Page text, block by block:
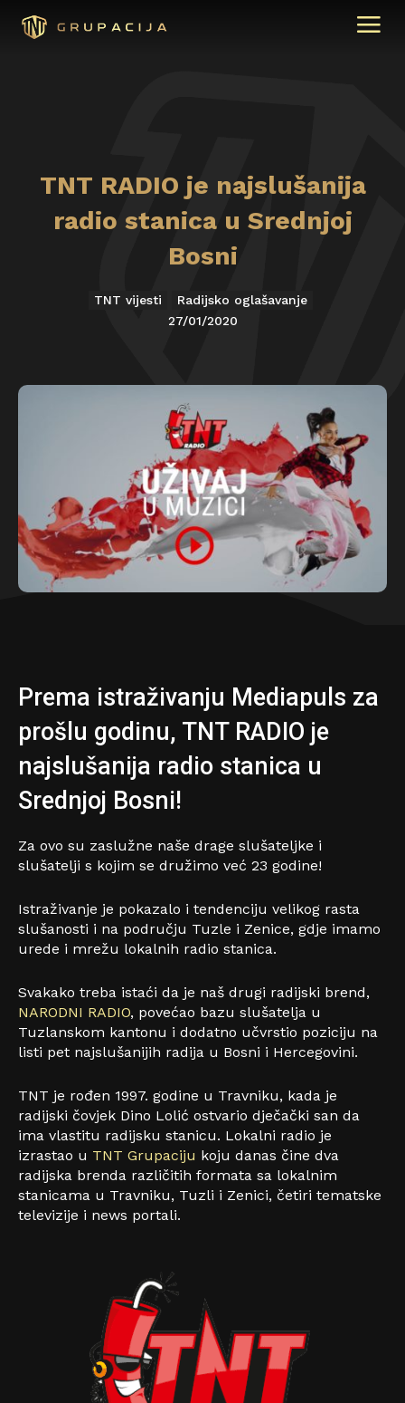
TNT RADIO je najslušanija
radio stanica u Srednjoj
Bosni
TNT vijesti
Radijsko oglašavanje
27/01/2020
Prema istraživanju Mediapuls za
prošlu godinu, TNT RADIO je
najslušanija radio stanica u
Srednjoj Bosni!
Za ovo su zaslužne naše drage slušateljke i
slušatelji s kojim se družimo već 23 godine!
Istraživanje je pokazalo i tendenciju velikog rasta
slušanosti i na području Tuzle i Zenice, gdje imamo
urede i mrežu lokalnih radio stanica.
Svakako treba istaći da je naš drugi radijski brend,
NARODNI RADIO, povećao bazu slušatelja u
Tuzlanskom kantonu i dodatno učvrstio poziciju na
listi pet najslušanijih radija u Bosni i Hercegovini.
TNT je rođen 1997. godine u Travniku, kada je
radijski čovjek Dino Lolić ostvario dječački san da
ima vlastitu radijsku stanicu. Lokalni radio je
izrastao u TNT Grupaciju koju danas čine dva
radijska brenda različitih formata sa lokalnim
stanicama u Travniku, Tuzli i Zenici, četiri tematske
televizije i news portali.